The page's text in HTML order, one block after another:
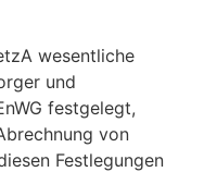
wesentliche
und
festgelegt,
von
Festlegungen